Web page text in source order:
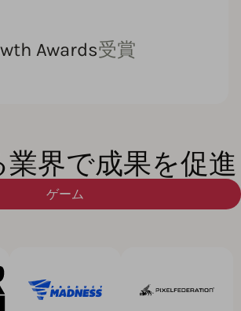
Awards受賞
界で成果を促進
ゲーム